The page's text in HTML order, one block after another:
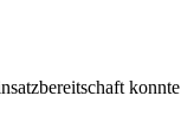
konnte